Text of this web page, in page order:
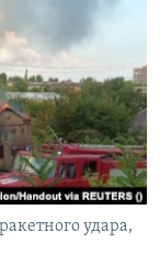
удара,